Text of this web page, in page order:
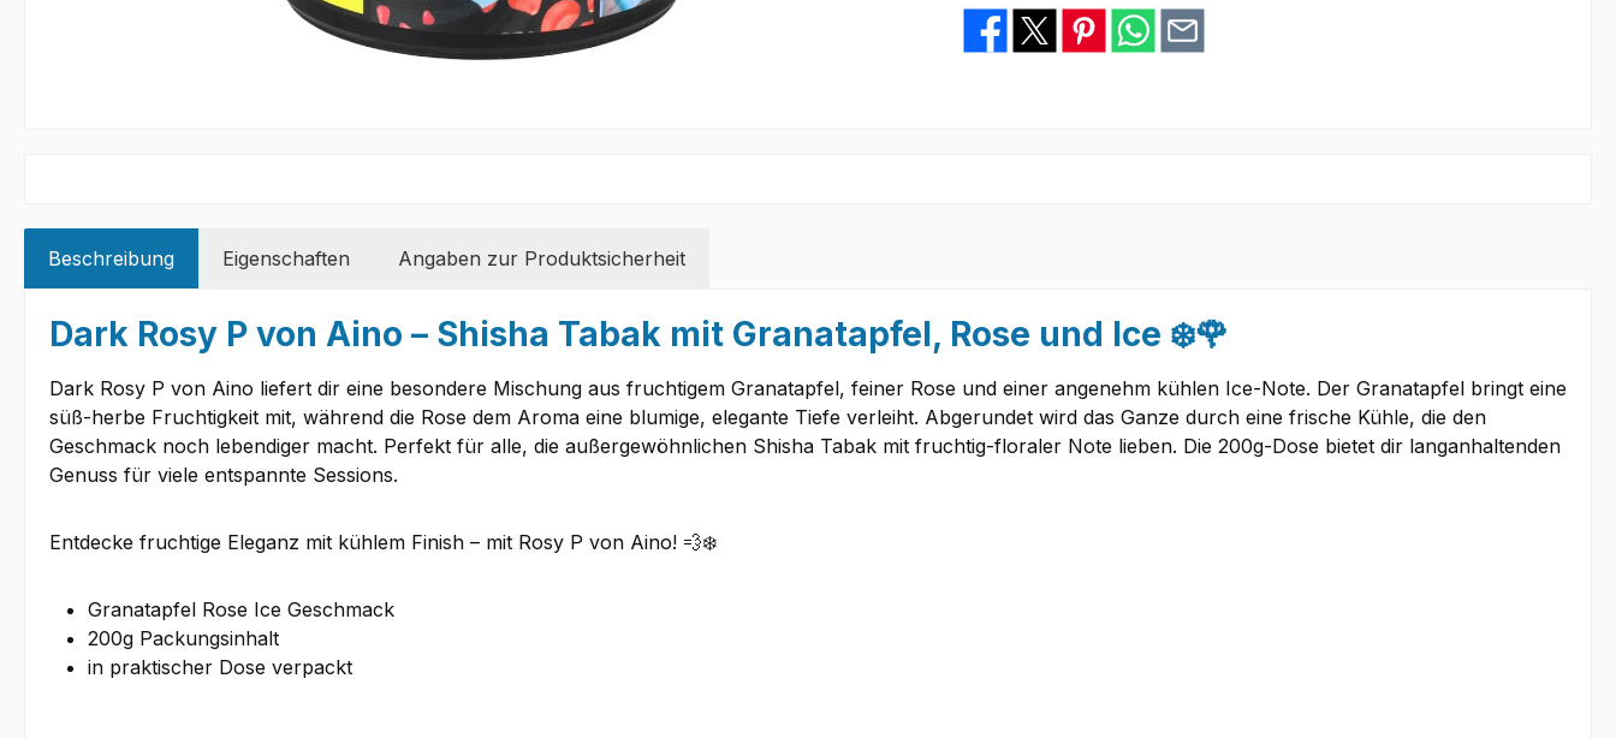
Beschreibung Eigenschaften Angaben zur Produktsicherheit
Dark Rosy P von Aino – Shisha Tabak mit Granatapfel, Rose und Ice ❄️🌹
Dark Rosy P von Aino liefert dir eine besondere Mischung aus fruchtigem Granatapfel, feiner Rose und einer angenehm kühlen Ice-Note. Der Granatapfel bringt eine
süß-herbe Fruchtigkeit mit, während die Rose dem Aroma eine blumige, elegante Tiefe verleiht. Abgerundet wird das Ganze durch eine frische Kühle, die den
Geschmack noch lebendiger macht. Perfekt für alle, die außergewöhnlichen Shisha Tabak mit fruchtig-floraler Note lieben. Die 200g-Dose bietet dir langanhaltenden
Genuss für viele entspannte Sessions.
Entdecke fruchtige Eleganz mit kühlem Finish – mit Rosy P von Aino! 💨❄️
Granatapfel Rose Ice Geschmack
200g Packungsinhalt
in praktischer Dose verpackt